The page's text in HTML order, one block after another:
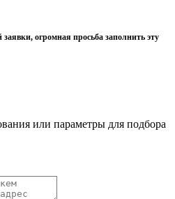
огромная просьба заполнить эту
или параметры для подбора